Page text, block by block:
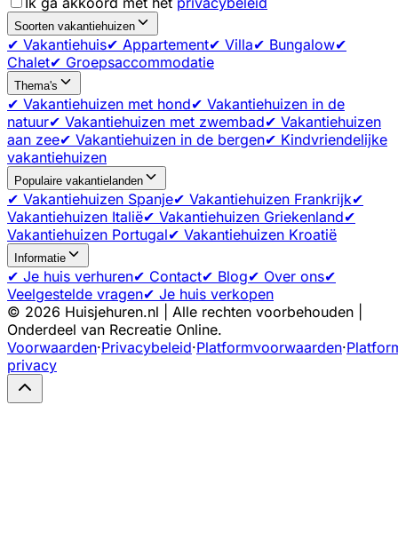
Soorten vakantiehuizen
✔ Vakantiehuis✔ Appartement✔ Villa✔ Bungalow✔
Chalet✔ Groepsaccommodatie
Thema's
✔ Vakantiehuizen met hond✔ Vakantiehuizen in de
natuur✔ Vakantiehuizen met zwembad✔ Vakantiehuizen
aan zee✔ Vakantiehuizen in de bergen✔ Kindvriendelijke
vakantiehuizen
Populaire vakantielanden
✔ Vakantiehuizen Spanje✔ Vakantiehuizen Frankrijk✔
Vakantiehuizen Italië✔ Vakantiehuizen Griekenland✔
Vakantiehuizen Portugal✔ Vakantiehuizen Kroatië
Informatie
✔ Je huis verhuren✔ Contact✔ Blog✔ Over ons✔
Veelgestelde vragen✔ Je huis verkopen
© 2026 Huisjehuren.nl | Alle rechten voorbehouden |
Onderdeel van Recreatie Online.
Voorwaarden·Privacybeleid·Platformvoorwaarden·
privacy